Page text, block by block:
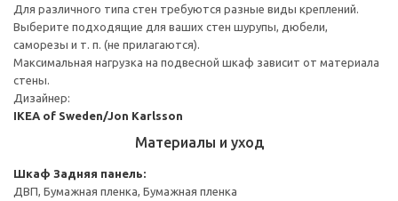
Для различного типа стен требуются разные виды креплений.
Выберите подходящие для ваших стен шурупы, дюбели,
саморезы и т. п. (не прилагаются).
Максимальная нагрузка на подвесной шкаф зависит от материала
стены.
Дизайнер:
IKEA of Sweden/Jon Karlsson
Материалы и уход
Шкаф Задняя панель:
ДВП, Бумажная пленка, Бумажная пленка